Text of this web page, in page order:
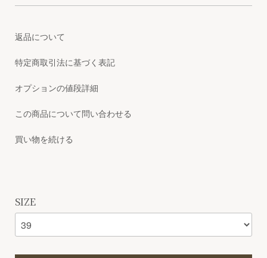
返品について
特定商取引法に基づく表記
オプションの値段詳細
この商品について問い合わせる
買い物を続ける
SIZE